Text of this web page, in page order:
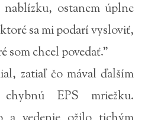
ostanem úplne
sa mi podarí vysloviť,
som chcel povedať.”
zatiaľ čo mával ďalším
EPS mriežku.